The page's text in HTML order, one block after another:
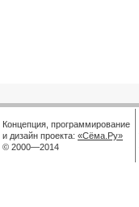
Концепция, программирование
и дизайн проекта: «Сёма.Ру»
© 2000—2014